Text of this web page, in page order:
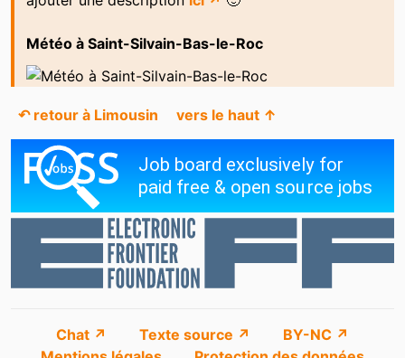
Météo à Saint-Silvain-Bas-le-Roc
↶ retour à Limousin vers le haut ↑
Chat ↗ Texte source ↗
BY-NC ↗